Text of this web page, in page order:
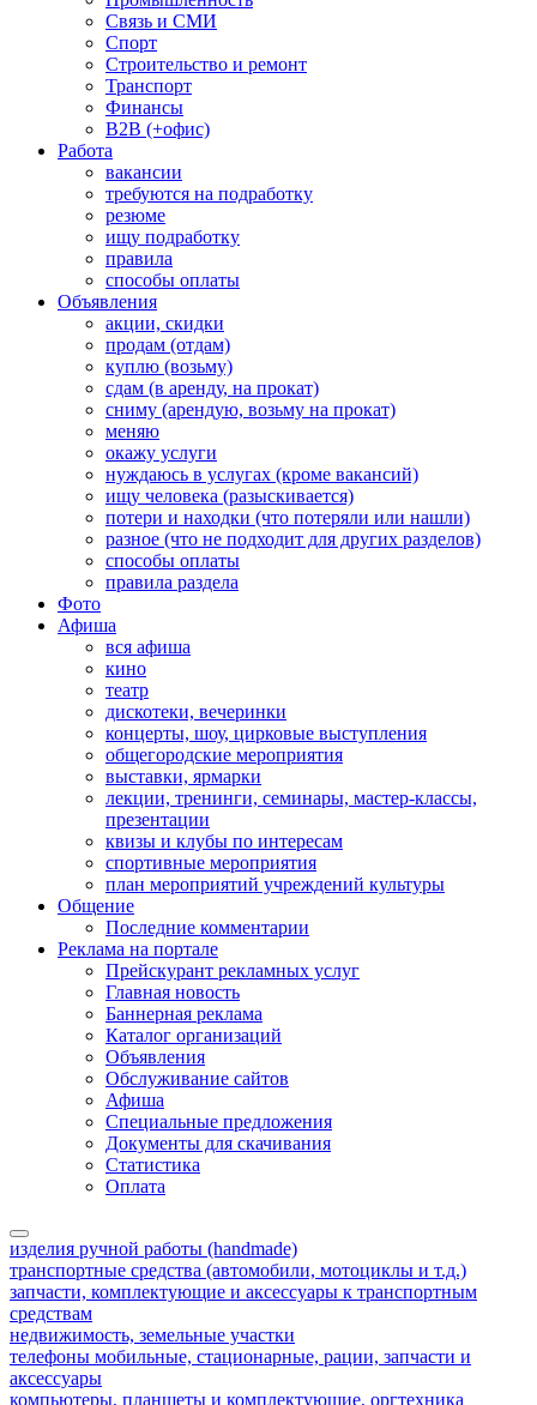
Связь и СМИ
Спорт
Строительство и ремонт
Транспорт
Финансы
B2B (+офис)
Работа
вакансии
требуются на подработку
резюме
ищу подработку
правила
способы оплаты
Объявления
акции, скидки
продам (отдам)
куплю (возьму)
сдам (в аренду, на прокат)
сниму (арендую, возьму на прокат)
меняю
окажу услуги
нуждаюсь в услугах (кроме вакансий)
ищу человека (разыскивается)
потери и находки (что потеряли или нашли)
разное (что не подходит для других разделов)
способы оплаты
правила раздела
Фото
Афиша
вся афиша
кино
театр
дискотеки, вечеринки
концерты, шоу, цирковые выступления
общегородские мероприятия
выставки, ярмарки
лекции, тренинги, семинары, мастер-классы,
презентации
квизы и клубы по интересам
спортивные мероприятия
план мероприятий учреждений культуры
Общение
Последние комментарии
Реклама на портале
Прейскурант рекламных услуг
Главная новость
Баннерная реклама
Каталог организаций
Объявления
Обслуживание сайтов
Афиша
Специальные предложения
Документы для скачивания
Статистика
Оплата
изделия ручной работы (handmade)
транспортные средства (автомобили, мотоциклы и т.д.)
запчасти, комплектующие и аксессуары к транспортным
средствам
недвижимость, земельные участки
телефоны мобильные, стационарные, рации, запчасти и
аксессуары
компьютеры, планшеты и комплектующие, оргтехника